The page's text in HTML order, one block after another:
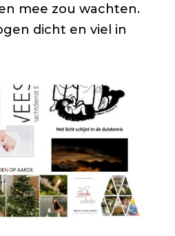
mee zou wachten.
dicht en viel in